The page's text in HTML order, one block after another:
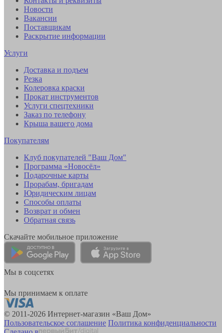
Новости
Вакансии
Поставщикам
Раскрытие информации
Услуги
Доставка и подъем
Резка
Колеровка краски
Прокат инструментов
Услуги спецтехники
Заказ по телефону
Крыша вашего дома
Покупателям
Клуб покупателей "Ваш Дом"
Программа «Новосёл»
Подарочные карты
Прорабам, бригадам
Юридическим лицам
Способы оплаты
Возврат и обмен
Обратная связь
Скачайте мобильное приложение
Мы в соцсетях
Мы принимаем к оплате
© 2011-2026 Интернет-магазин «Ваш Дом»
Пользовательское соглашение Политика конфиденциальности